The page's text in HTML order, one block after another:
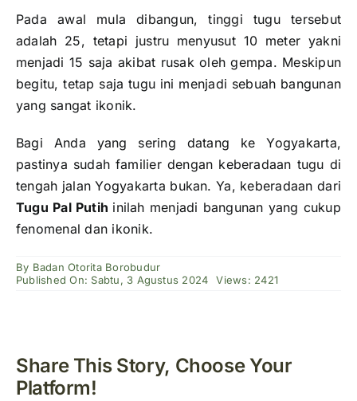
Pada awal mula dibangun, tinggi tugu tersebut
adalah 25, tetapi justru menyusut 10 meter yakni
menjadi 15 saja akibat rusak oleh gempa. Meskipun
begitu, tetap saja tugu ini menjadi sebuah bangunan
yang sangat ikonik.
Bagi Anda yang sering datang ke Yogyakarta,
pastinya sudah familier dengan keberadaan tugu di
tengah jalan Yogyakarta bukan. Ya, keberadaan dari
Tugu Pal Putih inilah menjadi bangunan yang cukup
fenomenal dan ikonik.
By Badan Otorita Borobudur
Published On: Sabtu, 3 Agustus 2024
Views: 2421
Share This Story, Choose Your
Platform!